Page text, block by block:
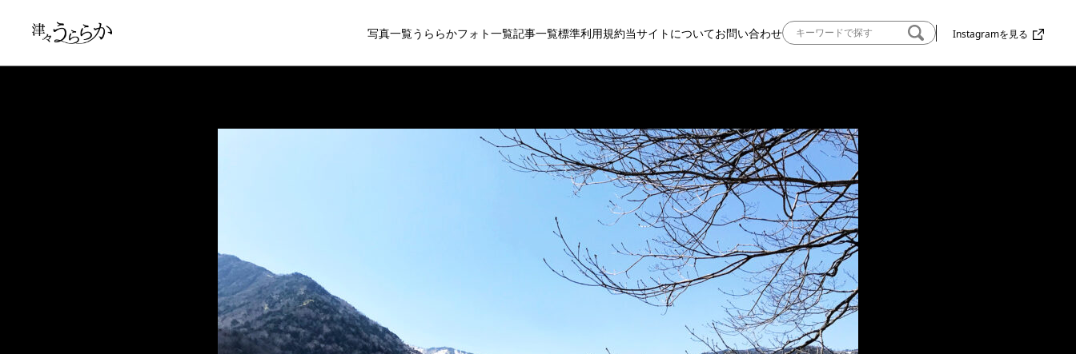
写真一覧うららかフォト一覧記事一覧標準利用規約当サイトについてお問い合わせ Instagramを見る